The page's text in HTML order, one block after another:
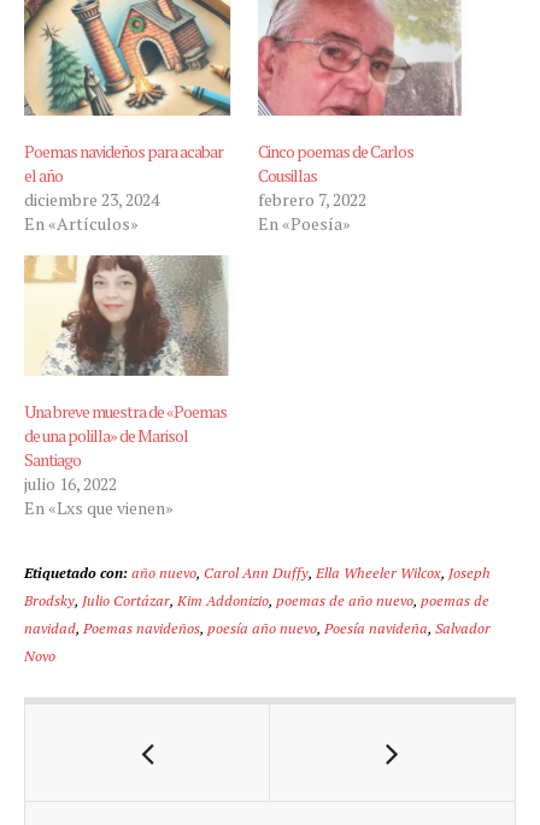
Poemas navideños para acabar
el año
diciembre 23, 2024
En «Artículos»
Cinco poemas de Carlos
Cousillas
febrero 7, 2022
En «Poesía»
Una breve muestra de «Poemas
de una polilla» de Marisol
Santiago
julio 16, 2022
En «Lxs que vienen»
Etiquetado con:año nuevo, Carol Ann Duffy, Ella Wheeler Wilcox, Joseph
Brodsky, Julio Cortázar, Kim Addonizio, poemas de año nuevo, poemas de
navidad, Poemas navideños, poesía año nuevo, Poesía navideña, Salvador
Novo